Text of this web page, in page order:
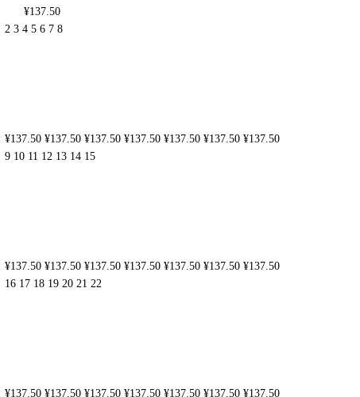
¥137.50
2 3 4 5 6 7 8
¥137.50 ¥137.50 ¥137.50 ¥137.50 ¥137.50 ¥137.50 ¥137.50
9 10 11 12 13 14 15
¥137.50 ¥137.50 ¥137.50 ¥137.50 ¥137.50 ¥137.50 ¥137.50
16 17 18 19 20 21 22
¥137.50 ¥137.50 ¥137.50 ¥137.50 ¥137.50 ¥137.50 ¥137.50